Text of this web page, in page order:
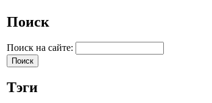
Поиск
Поиск на сайте:
Тэги